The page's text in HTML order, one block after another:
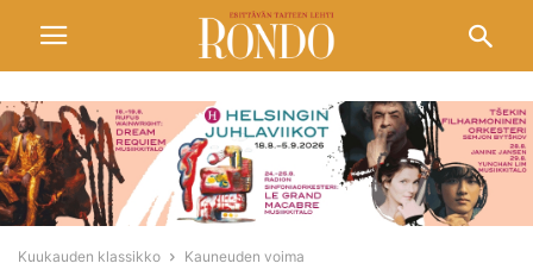
Kuukauden klassikko Kauneuden voima